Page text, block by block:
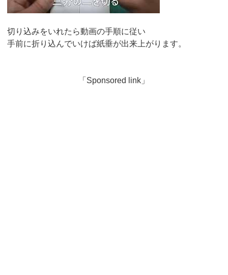
切り込みをいれたら動画の手順に従い
手前に折り込んでいけば紙垂が出来上がります。
「Sponsored link」